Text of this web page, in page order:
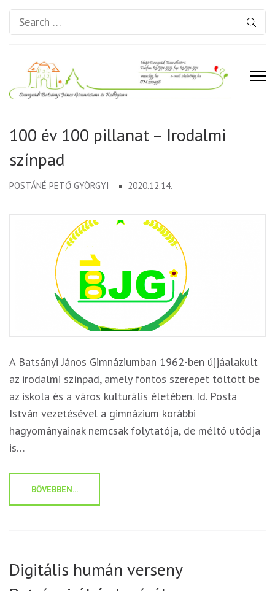
Search
for:
Gimnázium és Kollégium
100 év 100 pillanat – Irodalmi
színpad
POSTÁNÉ PETŐ GYÖRGYI 2020.12.14.
A Batsányi János Gimnáziumban 1962-ben újjáalakult
az irodalmi színpad, amely fontos szerepet töltött be
az iskola és a város kulturális életében. Id. Posta
István vezetésével a gimnázium korábbi
hagyományainak nemcsak folytatója, de méltó utódja
is…
BŐVEBBEN...
Digitális humán verseny